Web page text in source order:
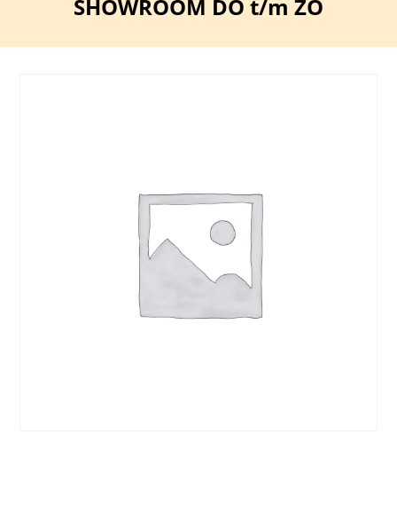
SHOWROOM DO t/m ZO